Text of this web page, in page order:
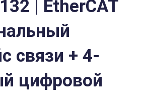
| EtherCAT
связи + 4-
цифровой